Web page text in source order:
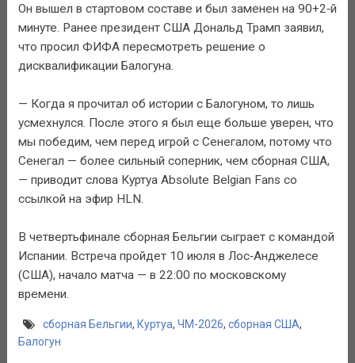
Он вышел в стартовом составе и был заменен на 90+2‑й
минуте. Ранее президент США Дональд Трамп заявил,
что просил ФИФА пересмотреть решение о
дисквалификации Балогуна.
— Когда я прочитал об истории с Балогуном, то лишь
усмехнулся. После этого я был еще больше уверен, что
мы победим, чем перед игрой с Сенегалом, потому что
Сенегал — более сильный соперник, чем сборная США,
— приводит слова Куртуа Absolute Belgian Fans со
ссылкой на эфир HLN.
В четвертьфинале сборная Бельгии сыграет с командой
Испании. Встреча пройдет 10 июля в Лос‑Анджелесе
(США), начало матча — в 22:00 по московскому
времени.
сборная Бельгии, Куртуа, ЧМ-2026, сборная США,
Балогун